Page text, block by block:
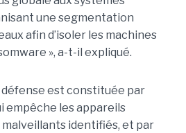
une segmentation
afin d’isoler les machines
», a-t-il expliqué.
est constituée par
empêche les appareils
identifiés, et par